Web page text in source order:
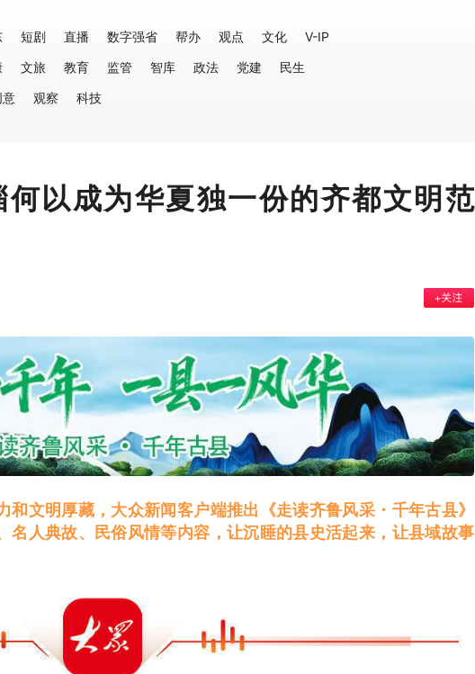
短剧 直播 数字强省 帮办 观点 文化
V-IP
文旅 教育 监管 智库 政法 党建
民生
意 观察 科技
以成为华夏独一份的齐都文明范
文明厚藏，大众新闻客户端推出《走读齐鲁风采・千年古县》
名人典故、民俗风情等内容，让沉睡的县史活起来，让县域故事